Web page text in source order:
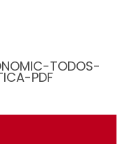
TODOS-
PDF